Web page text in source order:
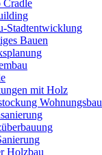
Cradle
Stadtentwicklung
Bauen
mit Holz
Wohnungsbau
Holzbau